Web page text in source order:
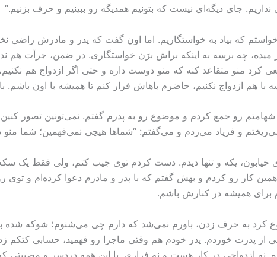
جای دیگه‌ای نیست که بتونیم همدیگه رو ببینیم و حرف بزنیم.”
که بیاد به خواستگاریم. اما اون گفت که پدر و مادرش
چه برسه به اینکه براش برَن خواستگاری. در ضمن، جرأت هم
کرد منو متقاعد کنه که منو دوست داره و حتی اگر ازدواج هم
با هم ازدواج نکنیم، حاضرم باهاش فرار کنم تا همیشه با اون باشم.
شهامتم رو جمع کردم و موضوع رو به پدرم گفتم. نمی‌تونین تصور
و فریاد می‌زدم و می‌گفتم: “شماها هیچی نمی‌فهمین؛ شما
خیابون، یکه و تنها دیدم. دست کردم توی جیب کتم، ولی فقط یک
کار رو کردم و بهش گفتم که با پدر و مادرم دعوا کرده‌ام و توی
برای همیشه در کنارش باشم.
کرد به حرف زدن، باورم نمی‌شد که دارم چی می‌شنوم؛ شوکه شده
پدرت خوردم. پدر خودم هم وقتی ماجرا رو فهمید، حسابی کتکم
نه ازدواجی در کار هست و نه فراری. با این همه دردسر و